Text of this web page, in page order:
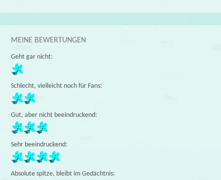
MEINE BEWERTUNGEN
Geht gar nicht:
Schlecht, vielleicht noch für Fans:
Gut, aber nicht beeindruckend:
Sehr beeindruckend:
Absolute spitze, bleibt im Gedächtnis: